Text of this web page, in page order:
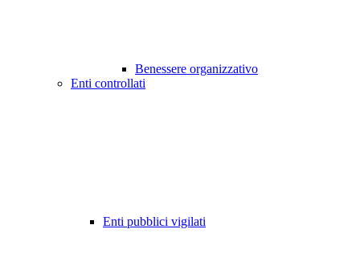
Benessere organizzativo
Enti controllati
Enti pubblici vigilati